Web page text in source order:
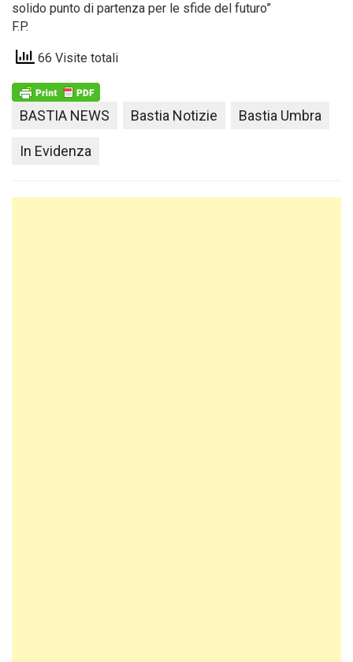
solido punto di partenza per le sfide del futuro”
F.P.
66 Visite totali
BASTIA NEWS Bastia Notizie Bastia Umbra
In Evidenza